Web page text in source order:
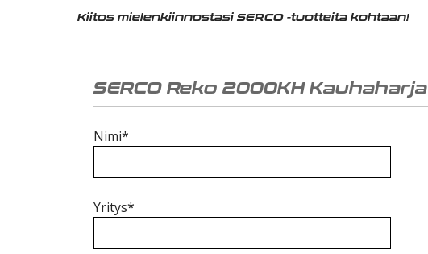
Kiitos mielenkiinnostasi SERCO -tuotteita kohtaan!
SERCO Reko 2000KH Kauhaharja
Nimi*
Yritys*